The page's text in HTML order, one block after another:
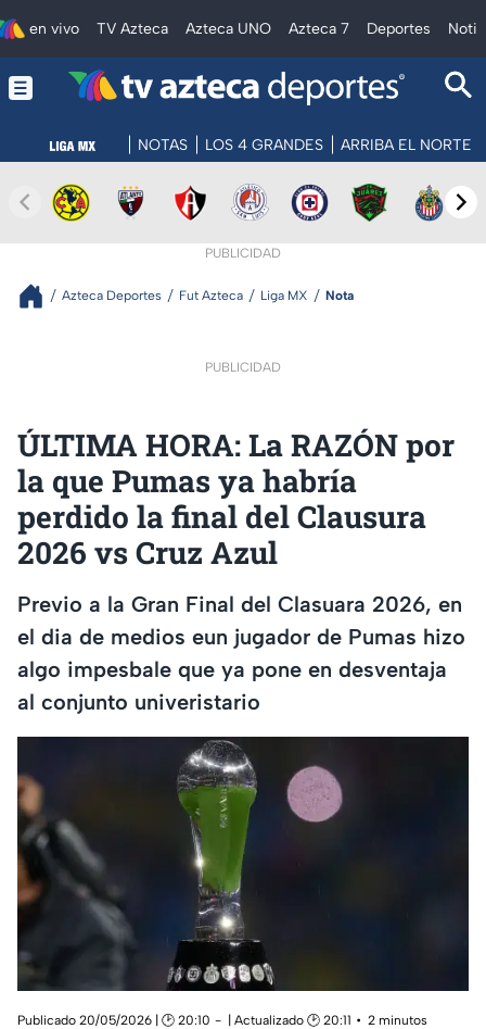
en vivo TV Azteca Azteca UNO Azteca 7 Deportes
NOTAS LOS 4 GRANDES ARRIBA EL NORTE
PUBLICIDAD
Azteca Deportes Fut Azteca Liga MX Nota
PUBLICIDAD
ÚLTIMA HORA: La RAZÓN por
la que Pumas ya habría
perdido la final del Clausura
2026 vs Cruz Azul
Previo a la Gran Final del Clasuara 2026, en
el dia de medios eun jugador de Pumas hizo
algo impesbale que ya pone en desventaja
al conjunto univeristario
Publicado 20/05/2026 | 🕑 20:10 | Actualizado 🕑 20:11
2 minutos